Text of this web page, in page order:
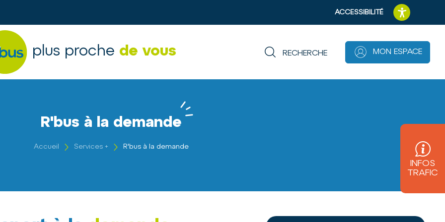
ACCESSIBILITÉ
A A
plus proche de vous RECHERCHE MON ESPACE
R'bus à la demande
Accueil Services + R'bus à la demande